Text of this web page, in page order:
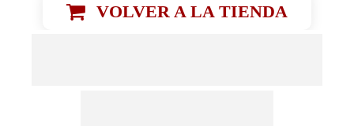
VOLVER A LA TIENDA